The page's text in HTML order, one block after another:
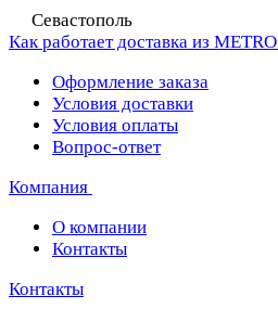
Севастополь
Как работает доставка из METRO
Оформление заказа
Условия доставки
Условия оплаты
Вопрос-ответ
Компания
О компании
Контакты
Контакты